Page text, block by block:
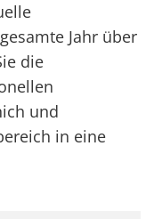
Jahr über
die
und
in eine